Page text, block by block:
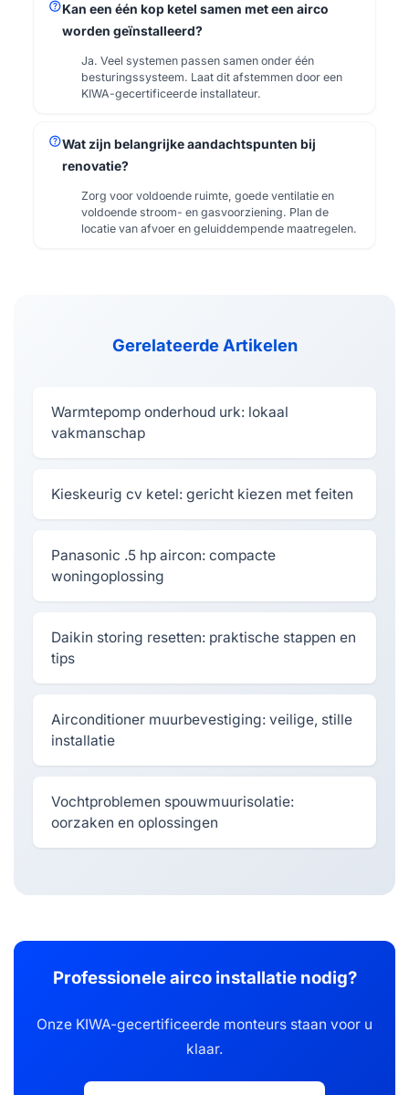
helpKan een één kop ketel samen met een airco
worden geïnstalleerd?
Ja. Veel systemen passen samen onder één
besturingssysteem. Laat dit afstemmen door een
KIWA-gecertificeerde installateur.
helpWat zijn belangrijke aandachtspunten bij
renovatie?
Zorg voor voldoende ruimte, goede ventilatie en
voldoende stroom- en gasvoorziening. Plan de
locatie van afvoer en geluiddempende maatregelen.
Gerelateerde Artikelen
Warmtepomp onderhoud urk: lokaal
vakmanschap
Kieskeurig cv ketel: gericht kiezen met feiten
Panasonic .5 hp aircon: compacte
woningoplossing
Daikin storing resetten: praktische stappen en
tips
Airconditioner muurbevestiging: veilige, stille
installatie
Vochtproblemen spouwmuurisolatie:
oorzaken en oplossingen
Professionele airco installatie nodig?
Onze KIWA-gecertificeerde monteurs staan voor u
klaar.